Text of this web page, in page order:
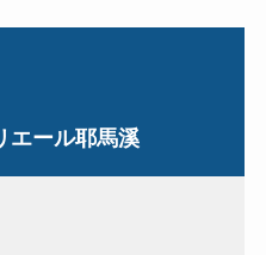
エール耶馬溪